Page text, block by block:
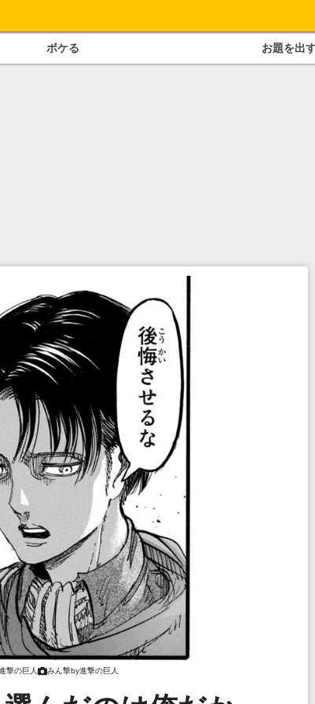
ボケる お題を出
撃の巨人 みん撃by進撃の巨人